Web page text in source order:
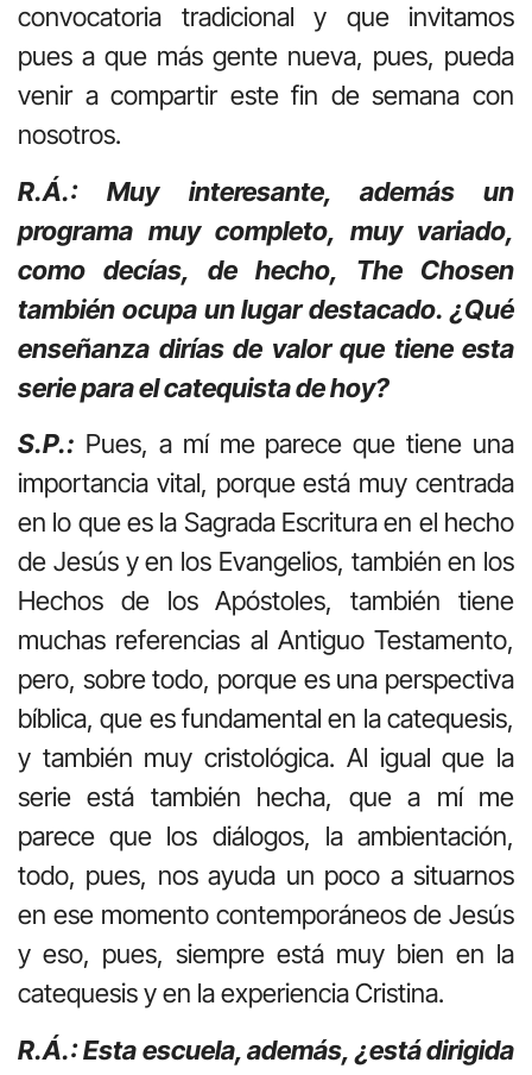
convocatoria tradicional y que invitamos
pues a que más gente nueva, pues, pueda
venir a compartir este fin de semana con
nosotros.
R.Á.: Muy interesante, además un
programa muy completo, muy variado,
como decías, de hecho, The Chosen
también ocupa un lugar destacado. ¿Qué
enseñanza dirías de valor que tiene esta
serie para el catequista de hoy?
S.P.: Pues, a mí me parece que tiene una
importancia vital, porque está muy centrada
en lo que es la Sagrada Escritura en el hecho
de Jesús y en los Evangelios, también en los
Hechos de los Apóstoles, también tiene
muchas referencias al Antiguo Testamento,
pero, sobre todo, porque es una perspectiva
bíblica, que es fundamental en la catequesis,
y también muy cristológica. Al igual que la
serie está también hecha, que a mí me
parece que los diálogos, la ambientación,
todo, pues, nos ayuda un poco a situarnos
en ese momento contemporáneos de Jesús
y eso, pues, siempre está muy bien en la
catequesis y en la experiencia Cristina.
R.Á.: Esta escuela, además, ¿está dirigida